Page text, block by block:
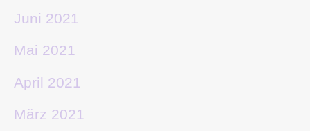
Juni 2021
Mai 2021
April 2021
März 2021